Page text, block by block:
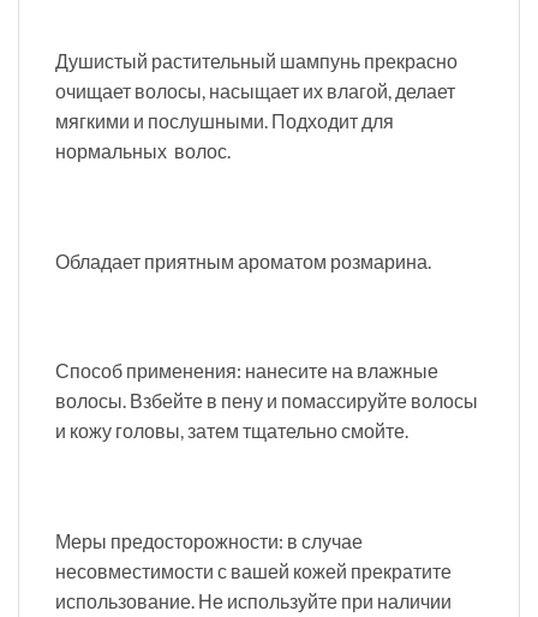
Душистый растительный шампунь прекрасно
очищает волосы, насыщает их влагой, делает
мягкими и послушными. Подходит для
нормальных волос.
Обладает приятным ароматом розмарина.
Способ применения: нанесите на влажные
волосы. Взбейте в пену и помассируйте волосы
и кожу головы, затем тщательно смойте.
Меры предосторожности: в случае
несовместимости с вашей кожей прекратите
использование. Не используйте при наличии